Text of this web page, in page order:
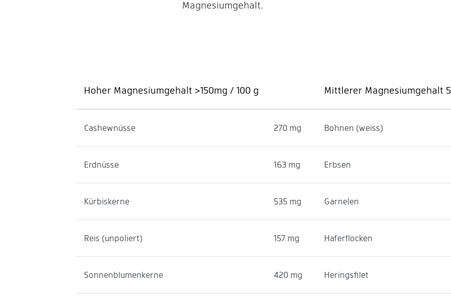
Magnesiumgehalt.
Hoher Magnesiumgehalt >150mg / 100 g Mittlerer Magnesiumgehalt
Cashewnüsse 270 mg Bohnen (weiss)
Erdnüsse 163 mg Erbsen
Kürbiskerne 535 mg Garnelen
Reis (unpoliert) 157 mg Haferflocken
Sonnenblumenkerne 420 mg Heringsfilet